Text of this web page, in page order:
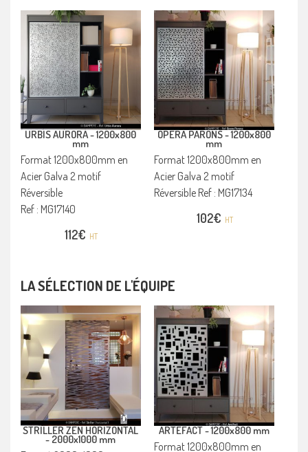
URBIS AURORA -1200x800
mm
Format 1200x800mm en
Acier Galva 2 motif
Réversible
Ref : MG17140
112€ HT
OPERA PARONS -1200x800
mm
Format 1200x800mm en
Acier Galva 2 motif
Réversible Ref : MG17134
102€ HT
LA SÉLECTION DE L'ÉQUIPE
STRILLER ZEN HORIZONTAL
- 2000x1000 mm
ARTEFACT -1200x800 mm
Format 1200x800mm en